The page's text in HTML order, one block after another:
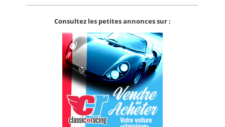
Consultez les petites annonces sur :